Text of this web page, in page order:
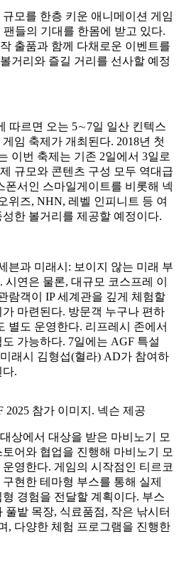
모를 한층 키운 애니메이션 게임
들의 기대를 한몸에 받고 있다.
출품과 함께 다채로운 이벤트를
거리와 즐길 거리를 선사할 예정
따르면 오는 5∼7일 일산 킨텍스
임 축제가 개최된다. 2018년 첫
이번 축제는 기존 2일에서 3일로
규모와 콘텐츠 구성 모두 역대급
폰서인 스마일게이트를 비롯해 넥
위즈, NHN, 레벨 인피니트 등 여
한 볼거리를 제공할 예정이다.
븐과 미래시: 보이지 않는 미래 부
연은 물론, 대규모 코스프레 이
람객이 IP 세계관을 깊게 체험할
마련된다. 방문객 누구나 편하
별도 운영한다. 리프레시 존에서
가능하다. 7일에는 AGF 특설
래시 김형섭(혈라) AD가 참여하
다.
2025 참가 이미지. 넥슨 제공
상에서 대상을 받은 마비노기 모
어와 협업을 진행해 마비노기 모
영한다. 게임의 시작점인 티르코
현한 테마형 부스를 통해 실제
경험을 전달할 계획이다. 부스
밭 목장, 식료품점, 작은 낚시터
, 다양한 체험 프로그램을 진행한